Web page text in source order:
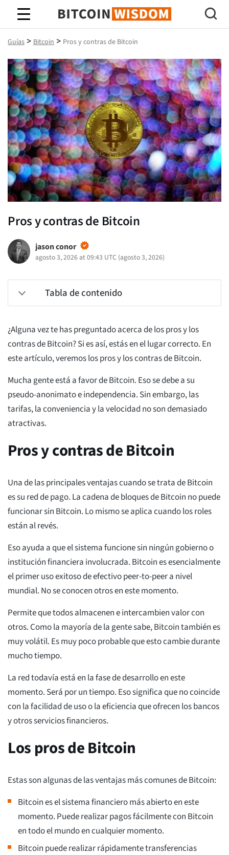
Sabiduría de Bitcoin
Guías > Bitcoin > Pros y contras de Bitcoin
Pros y contras de Bitcoin
jason conor
agosto 3, 2026 at 09:43 UTC (agosto 3, 2026)
Tabla de contenido
¿Alguna vez te has preguntado acerca de los pros y los
contras de Bitcoin? Si es así, estás en el lugar correcto. En
este artículo, veremos los pros y los contras de Bitcoin.
Mucha gente está a favor de Bitcoin. Eso se debe a su
pseudo-anonimato e independencia. Sin embargo, las
tarifas, la conveniencia y la velocidad no son demasiado
atractivas.
Pros y contras de Bitcoin
Una de las principales ventajas cuando se trata de Bitcoin
es su red de pago. La cadena de bloques de Bitcoin no puede
funcionar sin Bitcoin. Lo mismo se aplica cuando los roles
están al revés.
Eso ayuda a que el sistema funcione sin ningún gobierno o
institución financiera involucrada. Bitcoin es esencialmente
el primer uso exitoso de efectivo peer-to-peer a nivel
mundial. No se conocen otros en este momento.
Permite que todos almacenen e intercambien valor con
otros. Como la mayoría de la gente sabe, Bitcoin también es
muy volátil. Es muy poco probable que esto cambie durante
mucho tiempo.
La red todavía está en la fase de desarrollo en este
momento. Será por un tiempo. Eso significa que no coincide
con la facilidad de uso o la eficiencia que ofrecen los bancos
y otros servicios financieros.
Los pros de Bitcoin
Estas son algunas de las ventajas más comunes de Bitcoin:
Bitcoin es el sistema financiero más abierto en este
momento. Puede realizar pagos fácilmente con Bitcoin
en todo el mundo en cualquier momento.
Bitcoin puede realizar rápidamente transferencias